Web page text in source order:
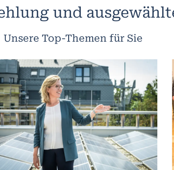
und
Unsere Top-Themen für Sie